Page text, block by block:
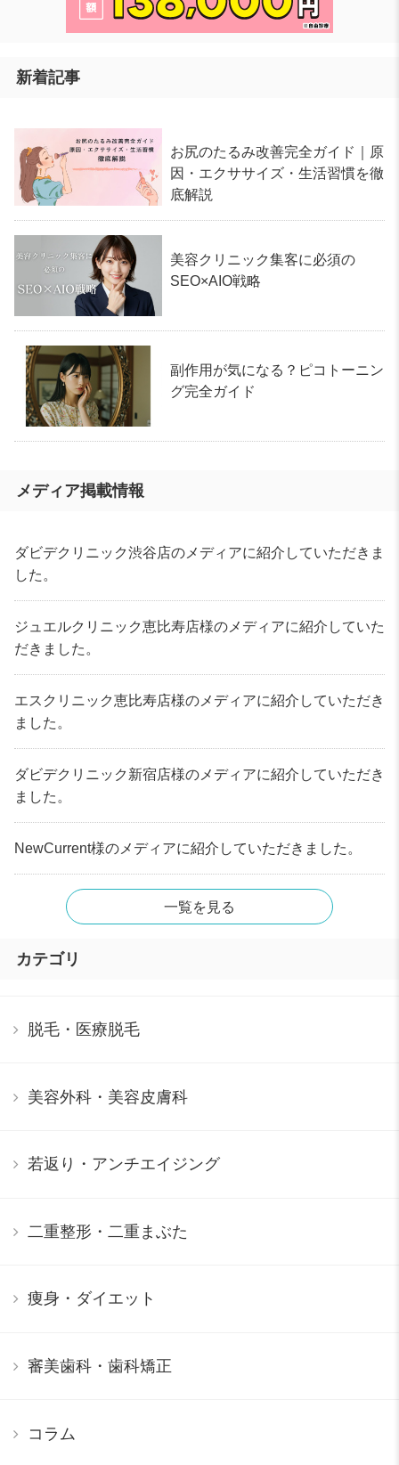
新着記事
お尻のたるみ改善完全ガイド｜原
因・エクササイズ・生活習慣を徹
底解説
美容クリニック集客に必須の
SEO×AIO戦略
副作用が気になる？ピコトーニン
グ完全ガイド
メディア掲載情報
ダビデクリニック渋谷店のメディアに紹介していただきま
した。
ジュエルクリニック恵比寿店様のメディアに紹介していた
だきました。
エスクリニック恵比寿店様のメディアに紹介していただき
ました。
ダビデクリニック新宿店様のメディアに紹介していただき
ました。
NewCurrent様のメディアに紹介していただきました。
一覧を見る
カテゴリ
脱毛・医療脱毛
美容外科・美容皮膚科
若返り・アンチエイジング
二重整形・二重まぶた
痩身・ダイエット
審美歯科・歯科矯正
コラム